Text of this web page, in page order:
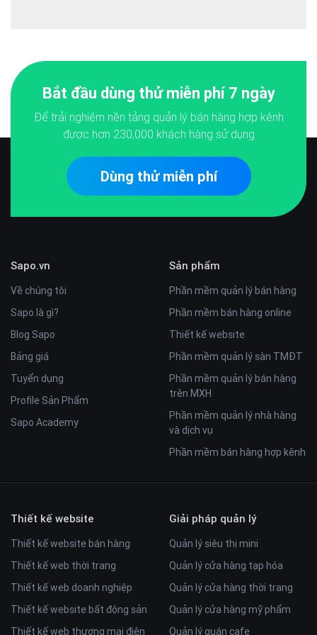
Bắt đầu dùng thử miễn phí 7 ngày
Để trải nghiệm nền tảng quản lý bán hàng hợp kênh
được hơn 230,000 khách hàng sử dụng
Dùng thử miễn phí
Sapo.vn
Về chúng tôi
Sapo là gì?
Blog Sapo
Bảng giá
Tuyển dụng
Profile Sản Phẩm
Sapo Academy
Sản phẩm
Phần mềm quản lý bán hàng
Phần mềm bán hàng online
Thiết kế website
Phần mềm quản lý sàn TMĐT
Phần mềm quản lý bán hàng
trên MXH
Phần mềm quản lý nhà hàng
và dịch vụ
Phần mềm bán hàng hợp kênh
Thiết kế website
Thiết kế website bán hàng
Thiết kế web thời trang
Thiết kế web doanh nghiệp
Thiết kế website bất động sản
Thiết kế web thương mại điện
Giải pháp quản lý
Quản lý siêu thị mini
Quản lý cửa hàng tạp hóa
Quản lý cửa hàng thời trang
Quản lý cửa hàng mỹ phẩm
Quản lý quán cafe